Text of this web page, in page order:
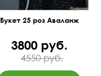
Букет 25 роз Аваланж
3800 руб.
4550 руб.